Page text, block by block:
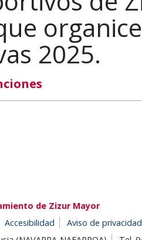
2025.
de Zizur Mayor
Accesibilidad Aviso de privacidad